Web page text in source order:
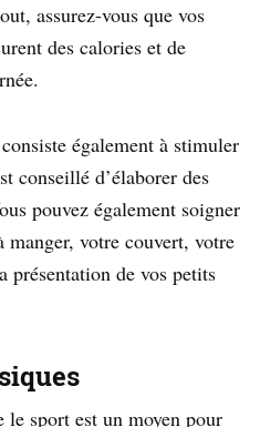
assurez-vous que vos
des calories et de
également à stimuler
conseillé d’élaborer des
pouvez également soigner
manger, votre couvert, votre
présentation de vos petits
le sport est un moyen pour